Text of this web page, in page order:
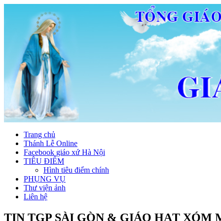
Trang chủ
Thánh Lễ Online
Facebook giáo xứ Hà Nội
TIÊU ĐIỂM
Hình tiêu điểm chính
PHỤNG VỤ
Thư viện ảnh
Liên hệ
TIN TGP SÀI GÒN & GIÁO HẠT XÓM